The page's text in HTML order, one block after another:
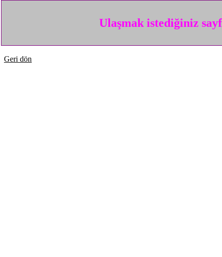
Ulaşmak istediğiniz
Geri dön